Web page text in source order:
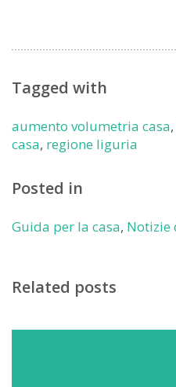
Tagged with
aumento volumetria casa,
casa, regione liguria
Posted in
Guida per la casa, Notizie
Related posts